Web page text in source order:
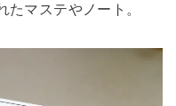
マステやノート。